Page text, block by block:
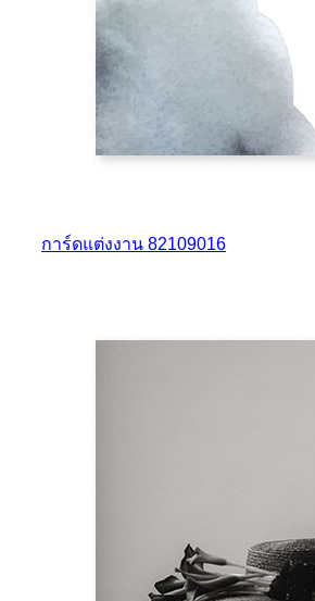
การ์ดแต่งงาน 82109016